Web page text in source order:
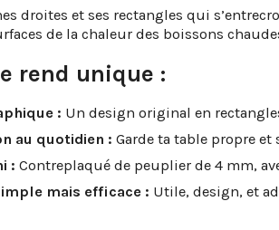
droites et ses rectangles qui
de la chaleur des boissons
rend unique :
: Un design original en
au quotidien : Garde ta table propre
: Contreplaqué de peuplier de 4 mm,
mais efficace : Utile, design, et